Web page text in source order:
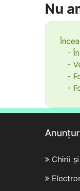
Nu
-
-
-
-
Chirii